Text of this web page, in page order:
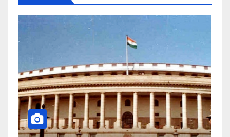
कहीं यह सीजेआई के खिलाफ साजिश